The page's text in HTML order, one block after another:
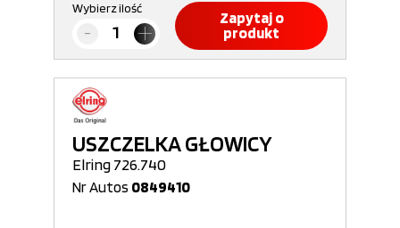
Wybierz ilość
Zapytaj o
produkt
USZCZELKA GŁOWICY
Elring 726.740
Nr Autos 0849410